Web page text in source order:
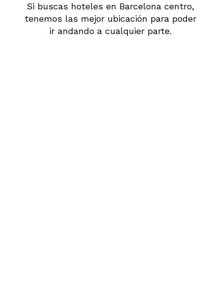
Si buscas hoteles en Barcelona centro,
tenemos las mejor ubicación para poder
ir andando a cualquier parte.